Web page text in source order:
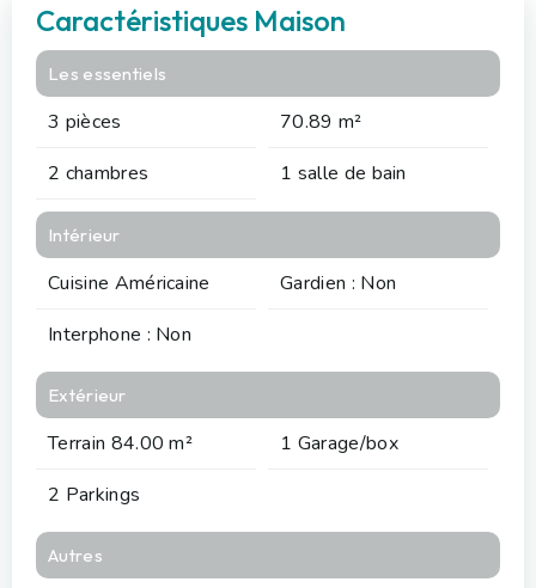
Caractéristiques Maison
Les essentiels
3 pièces
70.89 m²
2 chambres
1 salle de bain
Intérieur
Cuisine Américaine
Gardien : Non
Interphone : Non
Extérieur
Terrain 84.00 m²
1 Garage/box
2 Parkings
Autres